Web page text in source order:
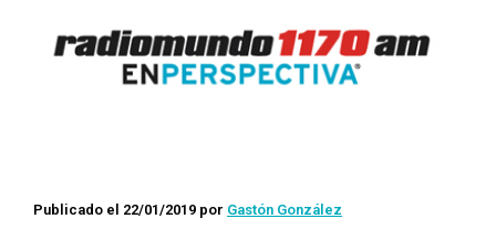
Publicado el 22/01/2019 por Gastón González